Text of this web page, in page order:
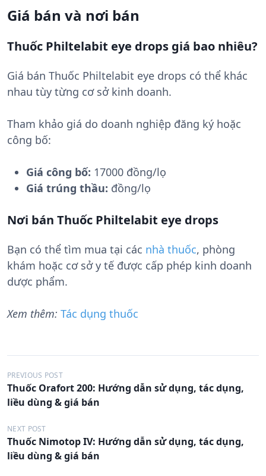
Giá bán và nơi bán
Thuốc Philtelabit eye drops giá bao nhiêu?
Giá bán Thuốc Philtelabit eye drops có thể khác
nhau tùy từng cơ sở kinh doanh.
Tham khảo giá do doanh nghiệp đăng ký hoặc
công bố:
Giá công bố: 17000 đồng/lọ
Giá trúng thầu: đồng/lọ
Nơi bán Thuốc Philtelabit eye drops
Bạn có thể tìm mua tại các nhà thuốc, phòng
khám hoặc cơ sở y tế được cấp phép kinh doanh
dược phẩm.
Xem thêm: Tác dụng thuốc
Đ
i
u
h
PREVIOUS POST
Thuốc Orafort 200: Hướng dẫn sử dụng, tác dụng,
liều dùng & giá bán
NEXT POST
Thuốc Nimotop IV: Hướng dẫn sử dụng, tác dụng,
liều dùng & giá bán